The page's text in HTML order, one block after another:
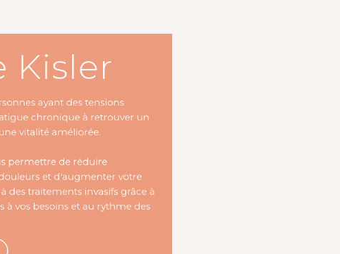
Kisler
personnes ayant des tensions
la fatigue chronique à retrouver un
une vitalité améliorée.
permettre de réduire
douleurs et d'augmenter votre
à des traitements invasifs grâce à
à vos besoins et au rythme des